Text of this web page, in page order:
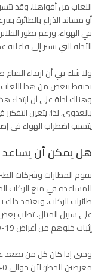
اللعاب من أفواهنا، وقد
أو مساند الذراع بالطائرة
الأدلة التي تشير إلى
ولا شك في أن ارتداء
يحتفظ ببعض من هذا
وهناك أدلة على أن ارتداء
بالعدوى، لذا؛ يتعين
يتسبب اضطراب الهواء
هل يمكن أن يساعد
تقوم المطارات وشركات
للمساعدة في منع الركاب
طائرات الركاب، ويعتمد
على سبيل المثال، تطلب
إثبات خلوهم من أعراض COVID-19 خلال الـ 14 يومًا الماضية.
وحتى إذا كان كل من يصعد